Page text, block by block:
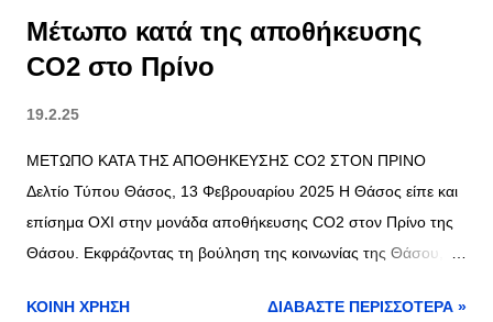
Μέτωπο κατά της αποθήκευσης
CO2 στο Πρίνο
19.2.25
ΜΕΤΩΠΟ ΚΑΤΑ ΤΗΣ ΑΠΟΘΗΚΕΥΣΗΣ CO2 ΣΤΟΝ ΠΡΙΝΟ
Δελτίο Τύπου Θάσος, 13 Φεβρουαρίου 2025 Η Θάσος είπε και
επίσημα ΟΧΙ στην μονάδα αποθήκευσης CO2 στον Πρίνο της
Θάσου. Εκφράζοντας τη βούληση της κοινωνίας της Θάσου, το
της μονάδας αποθήκευσης CO2 στον Πρίνο. Ο αγώνας
ΚΟΙΝΉ ΧΡΉΣΗ ΔΙΑΒΆΣΤΕ ΠΕΡΙΣΣΌΤΕΡΑ »